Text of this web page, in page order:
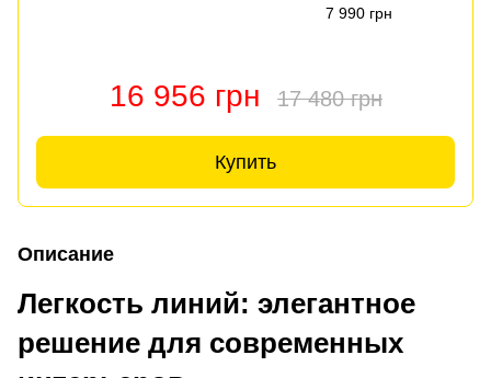
7 990 грн
16 956 грн 17 480 грн
Купить
Описание
Легкость линий: элегантное
решение для современных